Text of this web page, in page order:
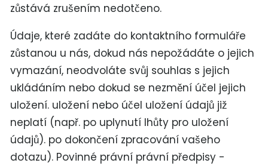
zůstává zrušením nedotčeno.
Údaje, které zadáte do kontaktního formuláře
zůstanou u nás, dokud nás nepožádáte o jejich
vymazání, neodvoláte svůj souhlas s jejich
ukládáním nebo dokud se nezmění účel jejich
uložení. uložení nebo účel uložení údajů již
neplatí (např. po uplynutí lhůty pro uložení
údajů). po dokončení zpracování vašeho
dotazu). Povinné právní právní předpisy -